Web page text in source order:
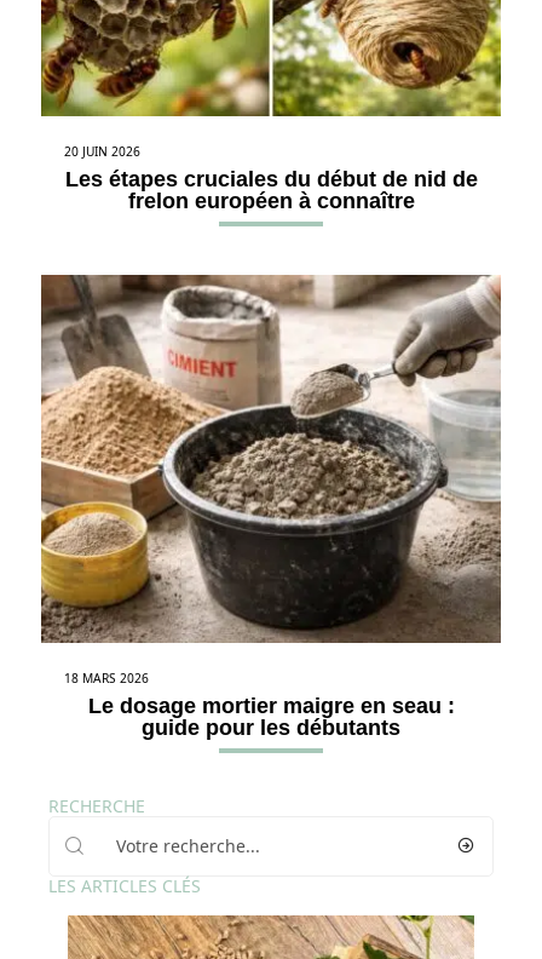
20 JUIN 2026
Les étapes cruciales du début de nid de
frelon européen à connaître
18 MARS 2026
Le dosage mortier maigre en seau :
guide pour les débutants
RECHERCHE
LES ARTICLES CLÉS